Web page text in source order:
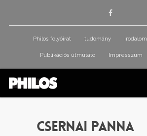
Philos folyóirat tudomány irodalom
Publikációs útmutató Impresszum
Csernai Panna